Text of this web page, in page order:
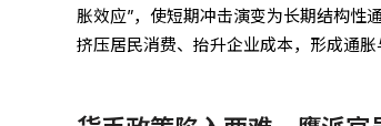
胀效应”，使短期冲击演变为长期结构性
挤压居民消费、抬升企业成本，形成通